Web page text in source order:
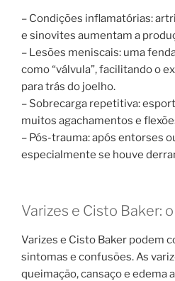
– Condições inflamatórias:
e sinovites aumentam a
– Lesões meniscais: uma
como “válvula”, facilitando o
para trás do joelho.
– Sobrecarga repetitiva:
muitos agachamentos e
– Pós-trauma: após entorses
especialmente se houve
Varizes e Cisto Baker:
Varizes e Cisto Baker podem
sintomas e confusões. As
queimação, cansaço e edema